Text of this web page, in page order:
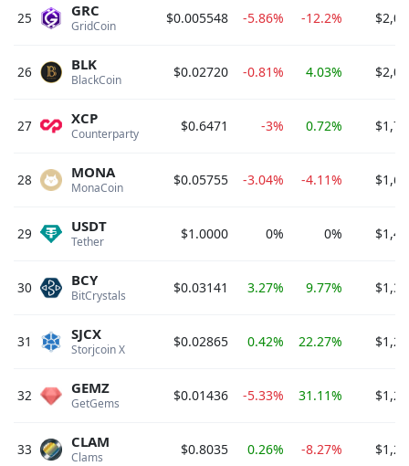
25 GridCoin
GRC $0.005548 -5.86% -12.2%
26 BlackCoin
BLK $0.02720 -0.81% 4.03%
27 Counterparty
XCP $0.6471 -3% 0.72%
28 MonaCoin
MONA $0.05755 -3.04% -4.11%
29 Tether
USDT $1.0000 0% 0%
30 BitCrystals
BCY $0.03141 3.27% 9.77%
31 Storjcoin X
SJCX $0.02865 0.42% 22.27%
32 GetGems
GEMZ $0.01436 -5.33% 31.11%
33 Clams
CLAM $0.8035 0.26% -8.27%